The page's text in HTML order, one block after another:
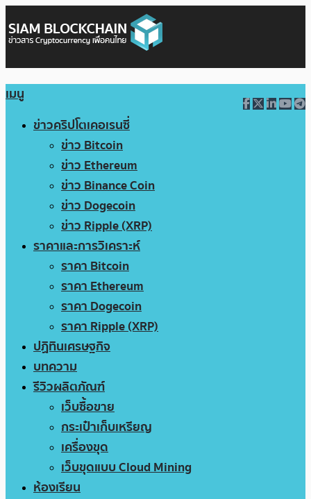
เมนู
ข่าวคริปโตเคอเรนซี่
ข่าว Bitcoin
ข่าว Ethereum
ข่าว Binance Coin
ข่าว Dogecoin
ข่าว Ripple (XRP)
ราคาและการวิเคราะห์
ราคา Bitcoin
ราคา Ethereum
ราคา Dogecoin
ราคา Ripple (XRP)
ปฏิทินเศรษฐกิจ
บทความ
รีวิวผลิตภัณฑ์
เว็บซื้อขาย
กระเป๋าเก็บเหรียญ
เครื่องขุด
เว็บขุดแบบ Cloud Mining
ห้องเรียน